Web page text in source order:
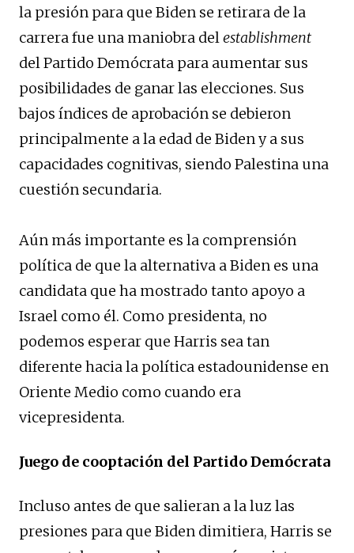
la presión para que Biden se retirara de la
carrera fue una maniobra delestablishment
del Partido Demócrata para aumentar sus
posibilidades de ganar las elecciones. Sus
bajos índices de aprobación se debieron
principalmente a la edad de Biden y a sus
capacidades cognitivas, siendo Palestina una
cuestión secundaria.
Aún más importante es la comprensión
política de que la alternativa a Biden es una
candidata que ha mostrado tanto apoyo a
Israel como él. Como presidenta, no
podemos esperar que Harris sea tan
diferente hacia la política estadounidense en
Oriente Medio como cuando era
vicepresidenta.
Juego de cooptación del Partido Demócrata
Incluso antes de que salieran a la luz las
presiones para que Biden dimitiera, Harris se